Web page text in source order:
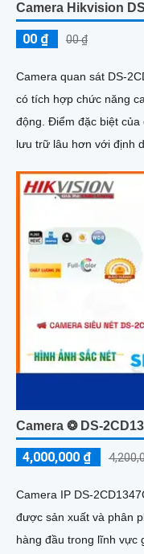
Camera Hikvision
00 ₫ 00 ₫
Camera quan sát DS-
có tích hợp chức năng
động. Điểm đặc biệt của camera này là khả năng ghi hình và
lưu trữ lâu hơn với định
Camera ❂ DS-
4,000,000 ₫
Camera IP DS-
được sản xuất và phân
hàng đầu trong lĩnh vực giám sát